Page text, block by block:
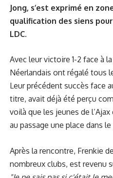
Jong, s’est exprimé en
qualification des siens
LDC.
Avec leur victoire 1-2 face à
Néerlandais ont régalé tous
Leur précédent succès face
titre, avait déjà été perçu
voilà que les jeunes de
au passage une place dans
Après la rencontre, Frenkie
nombreux clubs, est revenu